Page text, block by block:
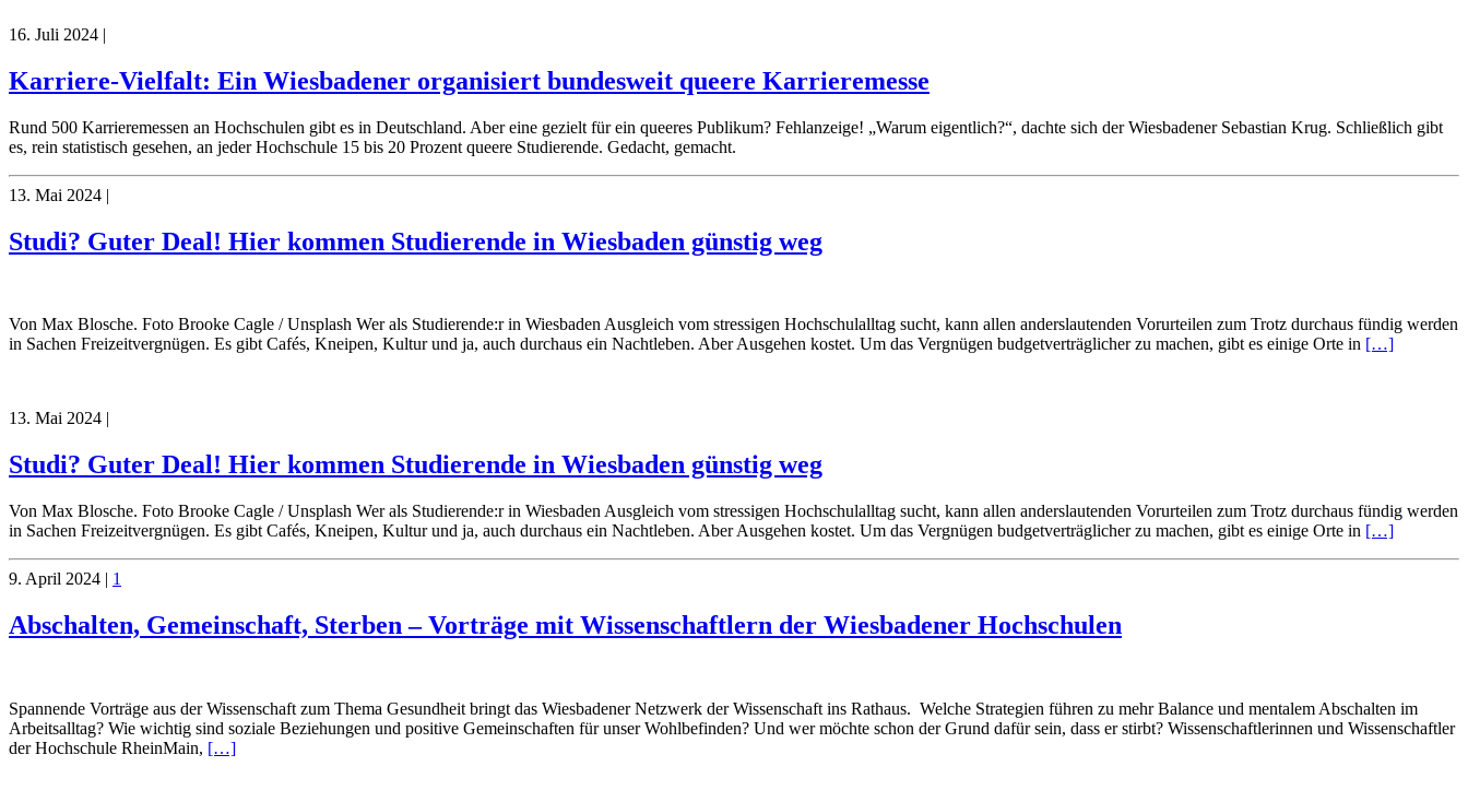
16. Juli 2024 |
Karriere-Vielfalt: Ein Wiesbadener organisiert bundesweit queere Karrieremesse
Rund 500 Karrieremessen an Hochschulen gibt es in Deutschland. Aber eine gezielt für ein queeres Publikum? Fehlanzeige! „Warum eigentlich?“, dachte sich der Wiesbadener Sebastian Krug. Schließlich gibt
es, rein statistisch gesehen, an jeder Hochschule 15 bis 20 Prozent queere Studierende. Gedacht, gemacht.
13. Mai 2024 |
Studi? Guter Deal! Hier kommen Studierende in Wiesbaden günstig weg
Von Max Blosche. Foto Brooke Cagle / Unsplash Wer als Studierende:r in Wiesbaden Ausgleich vom stressigen Hochschulalltag sucht, kann allen anderslautenden Vorurteilen zum Trotz durchaus fündig werden
in Sachen Freizeitvergnügen. Es gibt Cafés, Kneipen, Kultur und ja, auch durchaus ein Nachtleben. Aber Ausgehen kostet. Um das Vergnügen budgetverträglicher zu machen, gibt es einige Orte in […]
13. Mai 2024
Studi? Guter Deal! Hier kommen Studierende in Wiesbaden günstig weg
Von Max Blosche. Foto Brooke Cagle / Unsplash Wer als Studierende:r in Wiesbaden Ausgleich vom stressigen Hochschulalltag sucht, kann allen anderslautenden Vorurteilen zum Trotz durchaus fündig werden
in Sachen Freizeitvergnügen. Es gibt Cafés, Kneipen, Kultur und ja, auch durchaus ein Nachtleben. Aber Ausgehen kostet. Um das Vergnügen budgetverträglicher zu machen, gibt es einige Orte in […]
9. April 2024 | 1
Abschalten, Gemeinschaft, Sterben – Vorträge mit Wissenschaftlern der Wiesbadener Hochschulen
Spannende Vorträge aus der Wissenschaft zum Thema Gesundheit bringt das Wiesbadener Netzwerk der Wissenschaft ins Rathaus. Welche Strategien führen zu mehr Balance und mentalem Abschalten im
Arbeitsalltag? Wie wichtig sind soziale Beziehungen und positive Gemeinschaften für unser Wohlbefinden? Und wer möchte schon der Grund dafür sein, dass er stirbt? Wissenschaftlerinnen und Wissenschaftler
der Hochschule RheinMain, […]